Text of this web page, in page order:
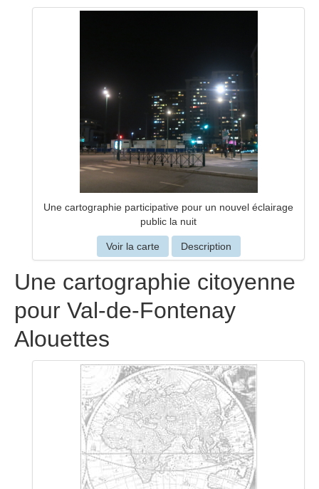
Une cartographie participative pour un nouvel éclairage
public la nuit
Voir la carte Description
Une cartographie citoyenne
pour Val-de-Fontenay
Alouettes